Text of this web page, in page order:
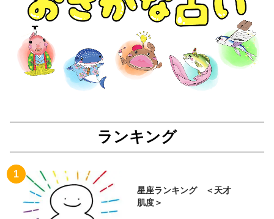
ランキング
星座ランキング ＜天才
肌度＞